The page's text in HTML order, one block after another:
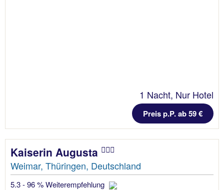
1 Nacht, Nur Hotel
Preis p.P. ab 59 €
Kaiserin Augusta
Weimar, Thüringen, Deutschland
5.3 - 96 % Weiterempfehlung